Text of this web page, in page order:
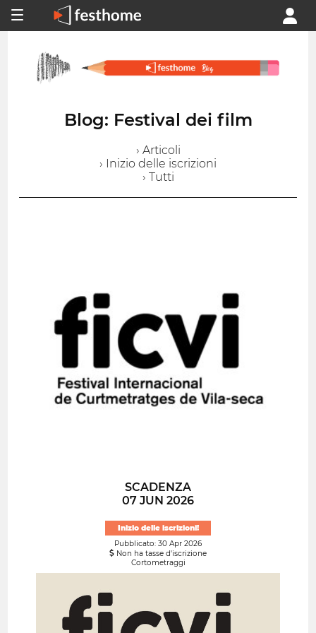
Blog: Festival dei film
› Articoli
› Inizio delle iscrizioni
› Tutti
SCADENZA
07 JUN 2026
Inizio delle iscrizioni!
Pubblicato: 30 Apr 2026
Non ha tasse d'iscrizione
Cortometraggi